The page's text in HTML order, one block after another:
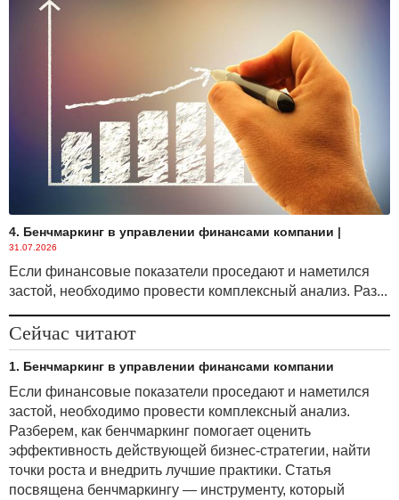
4. Бенчмаркинг в управлении финансами компании |
31.07.2026
Если финансовые показатели проседают и наметился
застой, необходимо провести комплексный анализ. Раз...
Сейчас читают
1. Бенчмаркинг в управлении финансами компании
Если финансовые показатели проседают и наметился
застой, необходимо провести комплексный анализ.
Разберем, как бенчмаркинг помогает оценить
эффективность действующей бизнес-стратегии, найти
точки роста и внедрить лучшие практики. Статья
посвящена бенчмаркингу — инструменту, который